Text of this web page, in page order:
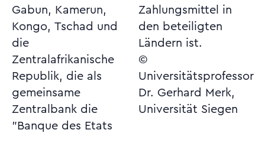
Gabun, Kamerun,
Kongo, Tschad und
die
Zentralafrikanische
Republik, die als
gemeinsame
Zentralbank die
"Banque des Etats
Zahlungsmittel in
den beteiligten
Ländern ist.
©
Universitätsprofessor
Dr. Gerhard Merk,
Universität Siegen